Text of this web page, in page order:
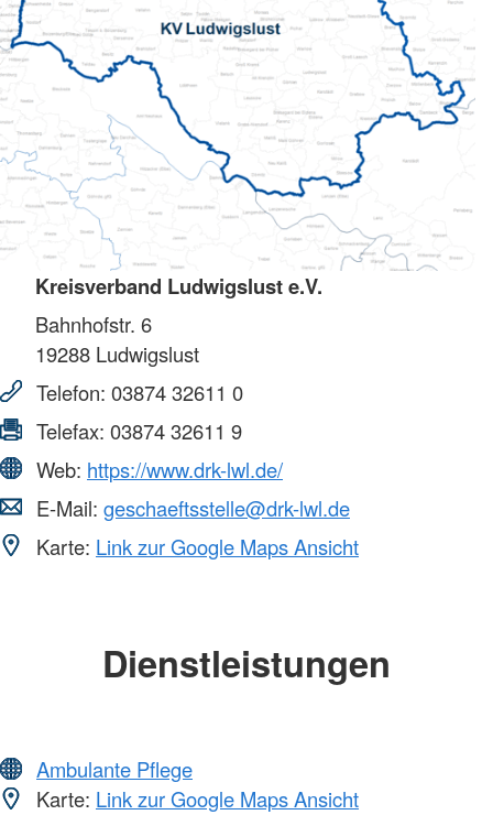
Kreisverband Ludwigslust e.V.
Bahnhofstr. 6
19288 Ludwigslust
Telefon: 03874 32611 0
Telefax: 03874 32611 9
Web: https://www.drk-lwl.de/
E-Mail: geschaeftsstelle@drk-lwl.de
Karte: Link zur Google Maps Ansicht
Dienstleistungen
Ambulante Pflege
Karte: Link zur Google Maps Ansicht